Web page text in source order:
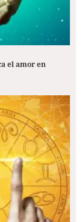
el amor en